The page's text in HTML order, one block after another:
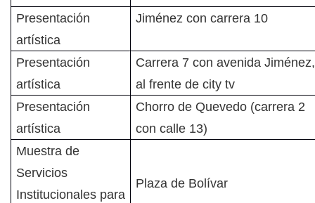
Presentación
artística
Jiménez con carrera 10
Presentación
artística
Carrera 7 con avenida Jiménez,
al frente de city tv
Presentación
artística
Chorro de Quevedo (carrera 2
con calle 13)
Muestra de
Servicios
Institucionales para
Plaza de Bolívar